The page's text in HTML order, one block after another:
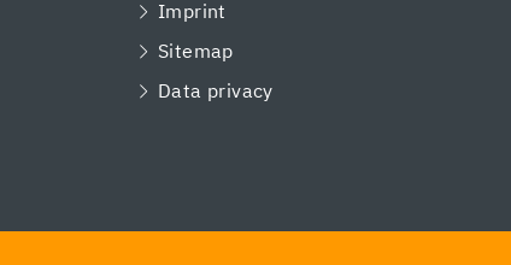
Imprint
Sitemap
Data privacy